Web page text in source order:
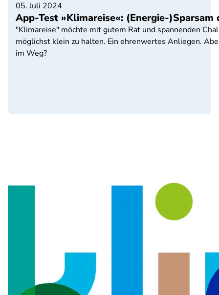
05. Juli 2024
App-Test »Klimareise«: (Energie-
"Klimareise" möchte mit gutem Rat und spannenden
möglichst klein zu halten. Ein ehrenwertes Anliegen.
im Weg?